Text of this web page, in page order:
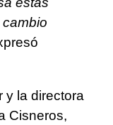
y la directora
Cisneros,